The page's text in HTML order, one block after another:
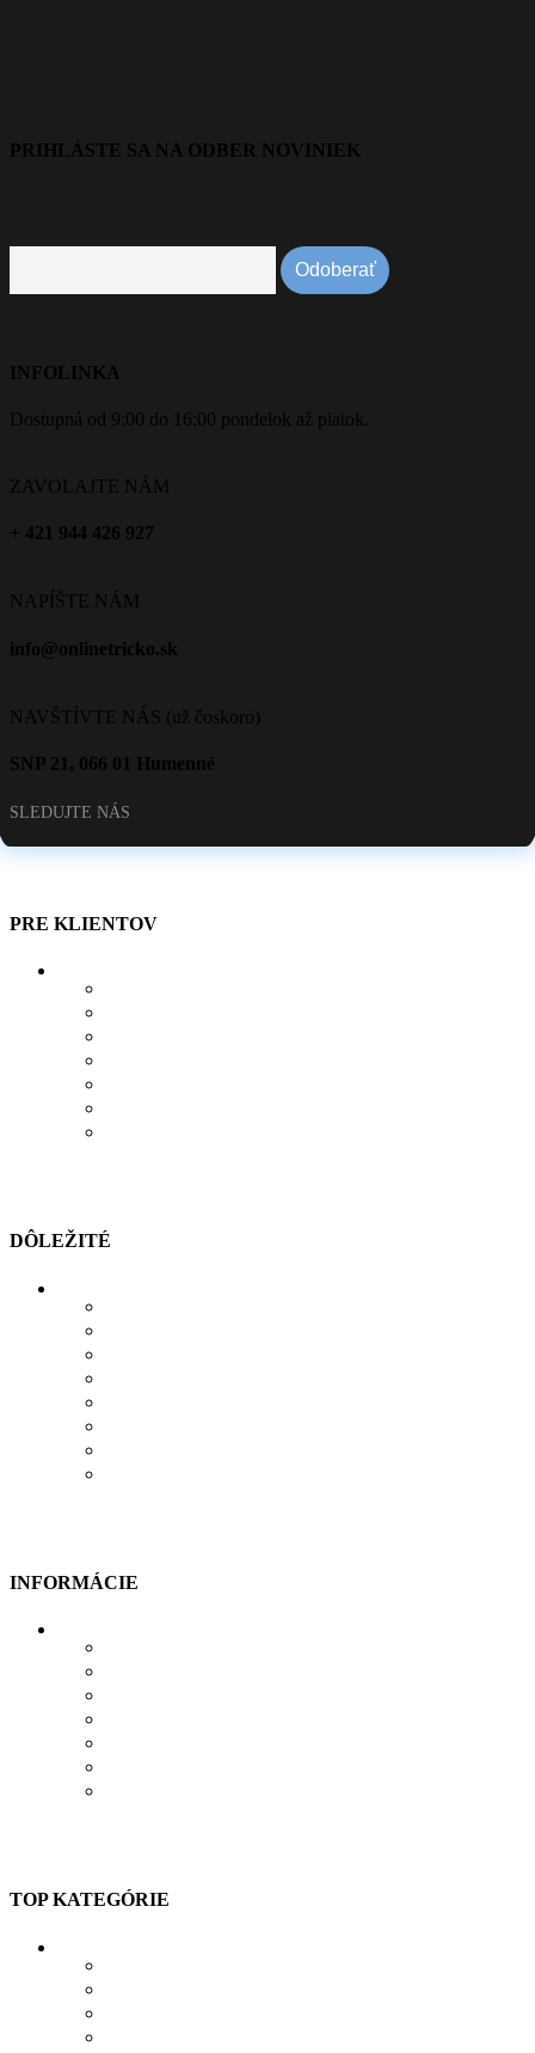
PRIHLÁSTE SA NA ODBER NOVINIEK
INFOLINKA
Dostupná od 9:00 do 16:00 pondelok až piatok.
ZAVOLAJTE NÁM
+ 421 944 426 927
NAPÍŠTE NÁM
info@onlinetricko.sk
NAVŠTÍVTE NÁS (už čoskoro)
SNP 21, 066 01 Humenné
SLEDUJTE NÁS
PRE KLIENTOV
DÔLEŽITÉ
INFORMÁCIE
TOP KATEGÓRIE